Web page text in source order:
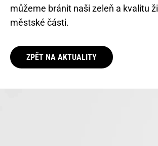
můžeme bránit naši zeleň a kvalitu
městské části.
ZPĚT NA AKTUALITY